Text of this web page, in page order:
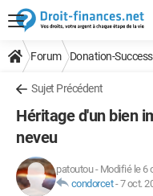
Forum Donation-
Sujet Précédent
Héritage d'un bien
neveu
patoutou- Modifié le 6
condorcet-7 oct.